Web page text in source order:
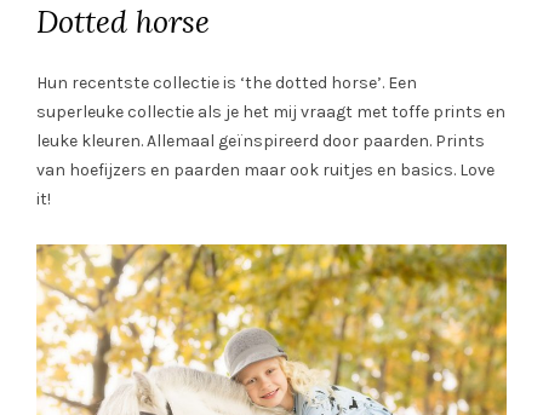
Dotted horse
Hun recentste collectie is ‘the dotted horse’. Een
superleuke collectie als je het mij vraagt met toffe prints en
leuke kleuren. Allemaal geïnspireerd door paarden. Prints
van hoefijzers en paarden maar ook ruitjes en basics. Love
it!